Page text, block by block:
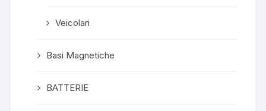
Veicolari
Basi Magnetiche
BATTERIE